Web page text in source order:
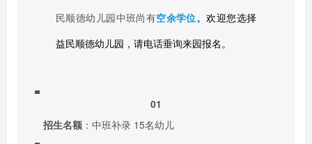
民顺德幼儿园中班尚有空余学位。欢迎您选择
益民顺德幼儿园，请电话垂询来园报名。
01
招生名额 ：中班补录 15名幼儿